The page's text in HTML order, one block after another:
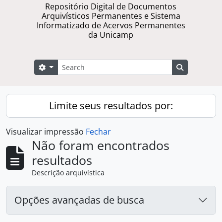
Repositório Digital de Documentos
Arquivísticos Permanentes e Sistema
Informatizado de Acervos Permanentes
da Unicamp
Buscar
Opções de busca
Limite seus resultados por:
Visualizar impressão Fechar
Não foram encontrados
resultados
Descrição arquivística
Opções avançadas de busca